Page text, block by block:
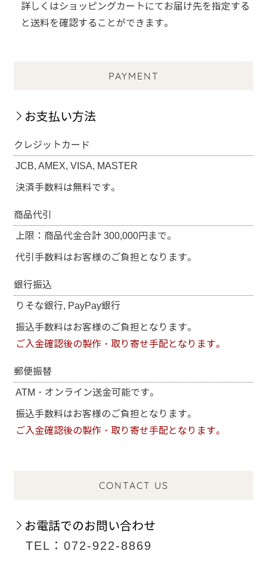
詳しくはショッピングカートにてお届け先を指定する
と送料を確認することができます。
PAYMENT
お支払い方法
クレジットカード
JCB, AMEX, VISA, MASTER
決済手数料は無料です。
商品代引
上限：商品代金合計 300,000円まで。
代引手数料はお客様のご負担となります。
銀行振込
りそな銀行, PayPay銀行
振込手数料はお客様のご負担となります。
ご入金確認後の製作・取り寄せ手配となります。
郵便振替
ATM・オンライン送金可能です。
振込手数料はお客様のご負担となります。
ご入金確認後の製作・取り寄せ手配となります。
CONTACT US
お電話でのお問い合わせ
TEL：072-922-8869